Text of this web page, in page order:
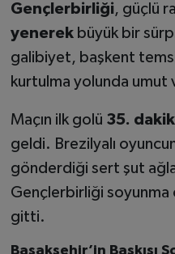
Gençlerbirliği, güçlü
yenerekbüyük bir
galibiyet, başkent
kurtulma yolunda umut
Maçın ilk golü 35.
geldi. Brezilyalı
gönderdiği sert şut
Gençlerbirliği soyunma
gitti.
Başakşehir’in Baskısı